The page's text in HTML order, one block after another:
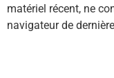
matériel récent, ne
navigateur de